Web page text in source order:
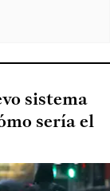
sistema
sería el